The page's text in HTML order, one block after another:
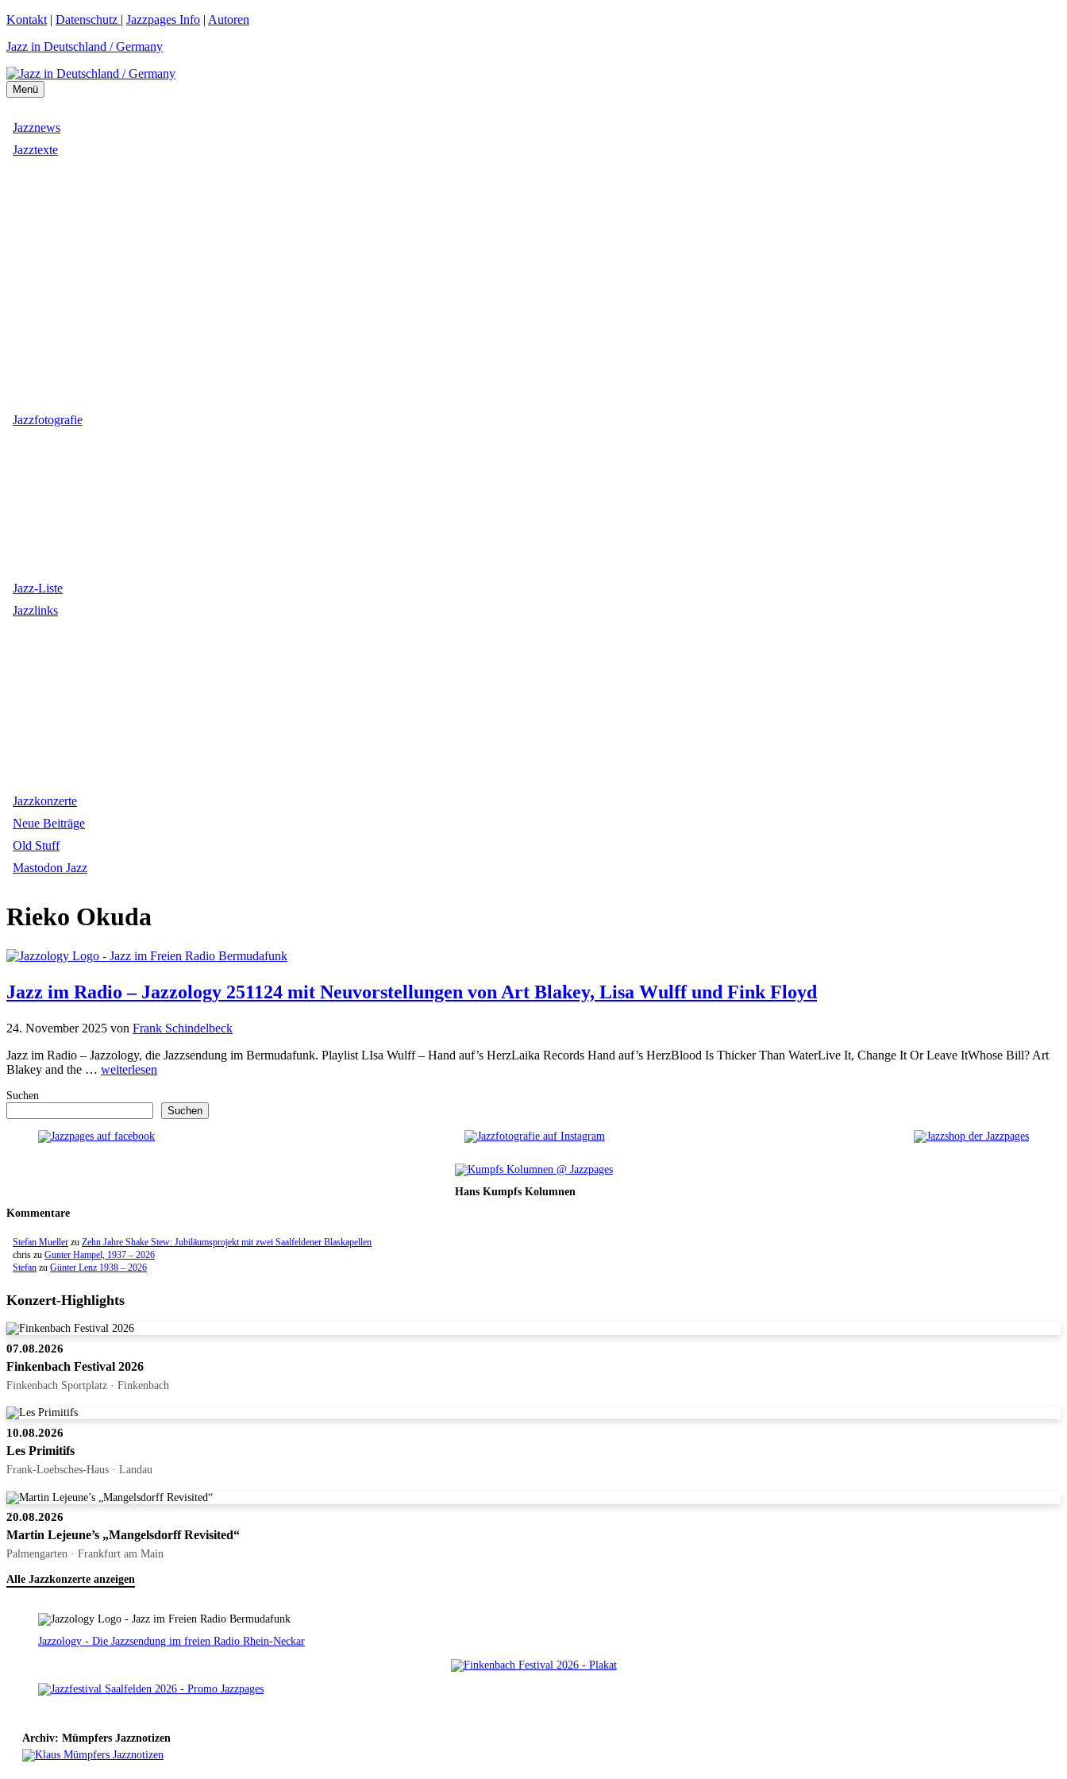
Zum
springen
Kontakt | Datenschutz | Jazzpages Info | Autoren
Jazz in Deutschland / Germany
Menü
Jazznews
Jazztexte
Jazzfotografie
Jazz-Liste
Jazzlinks
Jazzkonzerte
Neue Beiträge
Old Stuff
Mastodon Jazz
Rieko Okuda
Jazz im Radio – Jazzology 251124 mit Neuvorstellungen von Art Blakey, Lisa Wulff und Fink Floyd
24. November 2025 von Frank Schindelbeck
Jazz im Radio – Jazzology, die Jazzsendung im Bermudafunk. Playlist LIsa Wulff – Hand auf’s HerzLaika Records Hand auf’s HerzBlood Is Thicker Than WaterLive It, Change It Or Leave ItWhose Bill? Art
Blakey and the … weiterlesen
Suchen
Suchen
Hans Kumpfs Kolumnen
Kommentare
Stefan Mueller zu Zehn Jahre Shake Stew: Jubiläumsprojekt mit zwei Saalfeldener Blaskapellen
chris zu Gunter Hampel, 1937 – 2026
Stefan zu Günter Lenz 1938 – 2026
Konzert-Highlights
07.08.2026
Finkenbach Festival 2026
Finkenbach Sportplatz · Finkenbach
10.08.2026
Les Primitifs
Frank-Loebsches-Haus · Landau
20.08.2026
Martin Lejeune’s „Mangelsdorff Revisited“
Palmengarten · Frankfurt am Main
Alle Jazzkonzerte anzeigen
Jazzology - Die Jazzsendung im freien Radio Rhein-Neckar
Archiv: Mümpfers Jazznotizen